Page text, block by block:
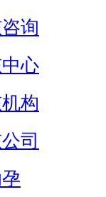
询
心
构
司